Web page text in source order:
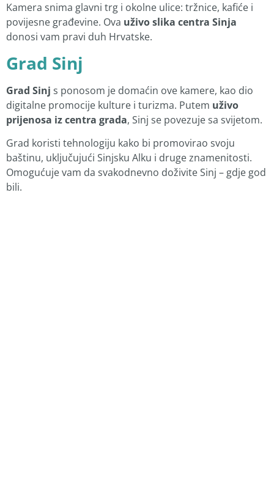
Kamera snima glavni trg i okolne ulice: tržnice, kafiće i
povijesne građevine. Ova uživo slika centra Sinja
donosi vam pravi duh Hrvatske.
Grad Sinj
Grad Sinj s ponosom je domaćin ove kamere, kao dio
digitalne promocije kulture i turizma. Putem uživo
prijenosa iz centra grada, Sinj se povezuje sa svijetom.
Grad koristi tehnologiju kako bi promovirao svoju
baštinu, uključujući Sinjsku Alku i druge znamenitosti.
Omogućuje vam da svakodnevno doživite Sinj – gdje god
bili.